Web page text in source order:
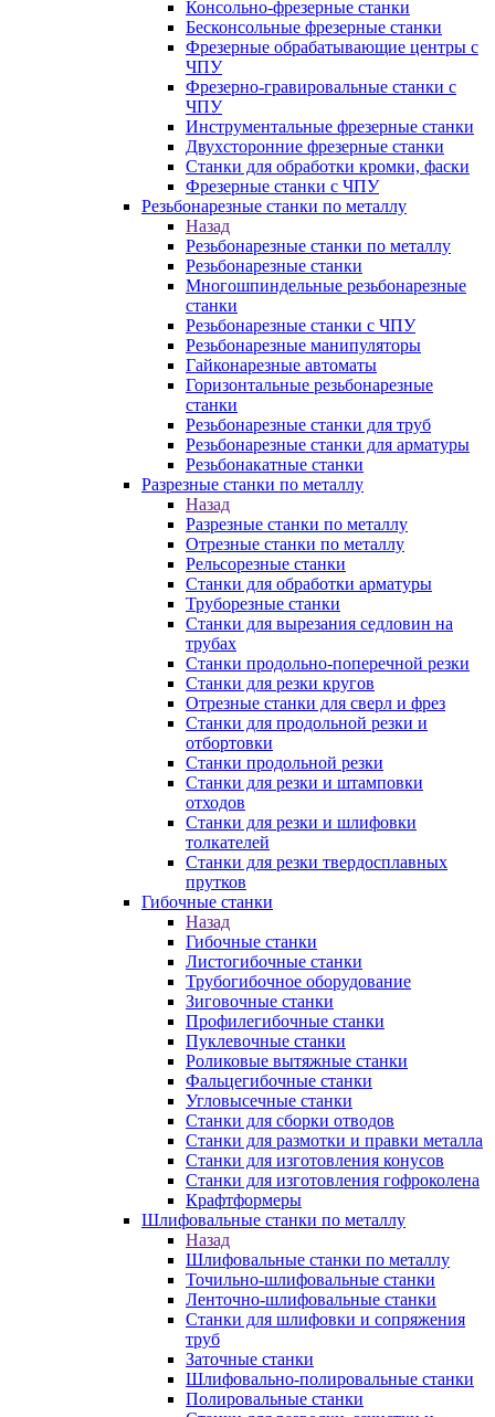
Консольно-фрезерные станки
Бесконсольные фрезерные станки
Фрезерные обрабатывающие центры с
ЧПУ
Фрезерно-гравировальные станки с
ЧПУ
Инструментальные фрезерные станки
Двухсторонние фрезерные станки
Станки для обработки кромки, фаски
Фрезерные станки с ЧПУ
Резьбонарезные станки по металлу
Назад
Резьбонарезные станки по металлу
Резьбонарезные станки
Многошпиндельные резьбонарезные
станки
Резьбонарезные станки с ЧПУ
Резьбонарезные манипуляторы
Гайконарезные автоматы
Горизонтальные резьбонарезные
станки
Резьбонарезные станки для труб
Резьбонарезные станки для арматуры
Резьбонакатные станки
Разрезные станки по металлу
Назад
Разрезные станки по металлу
Отрезные станки по металлу
Рельсорезные станки
Станки для обработки арматуры
Труборезные станки
Станки для вырезания седловин на
трубаx
Станки продольно-поперечной резки
Станки для резки кругов
Отрезные станки для сверл и фрез
Станки для продольной резки и
отбортовки
Станки продольной резки
Станки для резки и штамповки
отходов
Станки для резки и шлифовки
толкателей
Станки для резки твердосплавных
прутков
Гибочные станки
Назад
Гибочные станки
Листогибочные станки
Трубогибочное оборудование
Зиговочные станки
Профилегибочные станки
Пуклевочные станки
Роликовые вытяжные станки
Фальцегибочные станки
Угловысечные станки
Станки для сборки отводов
Станки для размотки и правки металла
Станки для изготовления конусов
Станки для изготовления гофроколена
Крафтформеры
Шлифовальные станки по металлу
Назад
Шлифовальные станки по металлу
Точильно-шлифовальные станки
Ленточно-шлифовальные станки
Станки для шлифовки и сопряжения
труб
Заточные станки
Шлифовально-полировальные станки
Полировальные станки